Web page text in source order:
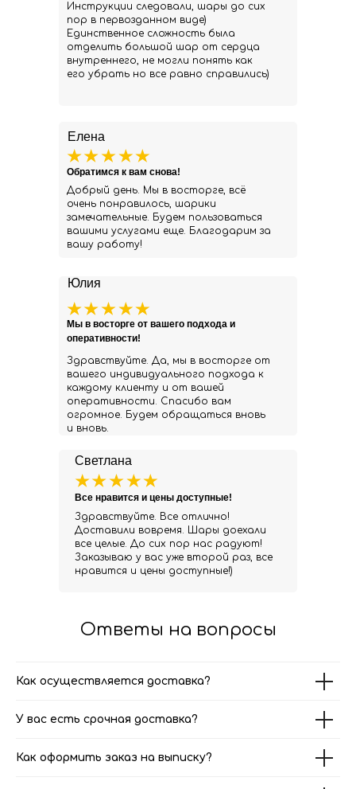
Юлия
Здравствуйте. Да, мы в восторге от
вашего индивидуального подхода к
каждому клиенту и от вашей
оперативности. Спасибо вам
огромное. Будем обращаться вновь
и вновь.
Мы в восторге от вашего подхода и
оперативности!
Светлана
Здравствуйте. Все отлично!
Доставили вовремя. Шары доехали
все целые. До сих пор нас радуют!
Заказываю у вас уже второй раз, все
нравится и цены доступные!)
Все нравится и цены доступные!
Елена
Добрый день. Мы в восторге, всё
очень понравилось, шарики
замечательные. Будем пользоваться
вашими услугами еще. Благодарим за
вашу работу!
Обратимся к вам снова!
Инструкции следовали, шары до сих
пор в первозданном виде)
Единственное сложность была
отделить большой шар от сердца
внутреннего, не могли понять как
его убрать но все равно справились)
Ответы на вопросы
Как осуществляется доставка?
У вас есть срочная доставка?
Как оформить заказ на выписку?